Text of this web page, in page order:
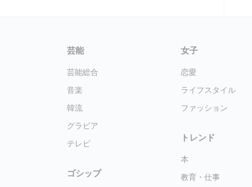
芸能
芸能総合
音楽
韓流
グラビア
テレビ
ゴシップ
女子
恋愛
ライフスタイル
ファッション
トレンド
本
教育・仕事